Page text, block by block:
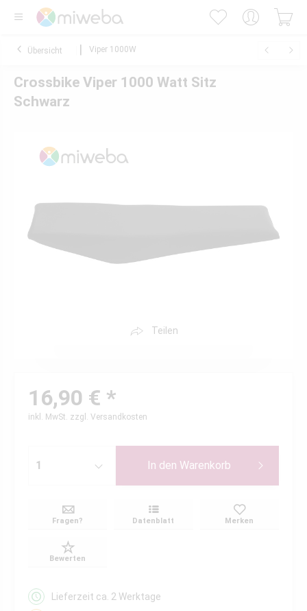
Übersicht Viper 1000W
Crossbike Viper 1000 Watt Sitz
Schwarz
Teilen
16,90 € *
inkl. MwSt. zzgl. Versandkosten
In den Warenkorb
Fragen? Datenblatt Merken
Bewerten
Lieferzeit ca. 2 Werktage